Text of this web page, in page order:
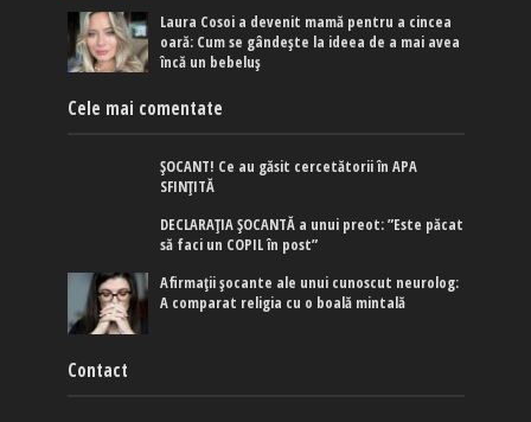
Laura Cosoi a devenit mamă pentru a cincea
oară: Cum se gândește la ideea de a mai avea
încă un bebeluș
Cele mai comentate
ȘOCANT! Ce au găsit cercetătorii în APA
SFINȚITĂ
DECLARAȚIA ȘOCANTĂ a unui preot: ”Este păcat
să faci un COPIL în post”
Afirmaţii şocante ale unui cunoscut neurolog:
A comparat religia cu o boală mintală
Contact